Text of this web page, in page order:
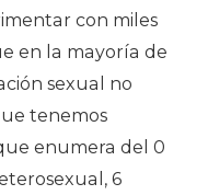
con miles
en la mayoría de
sexual no
tenemos
enumera del 0
6